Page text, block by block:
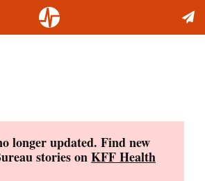
longer updated. Find new
stories onKFF Health